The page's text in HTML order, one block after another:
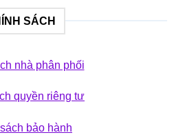
SÁCH
nhà phân phối
quyền riêng tư
bảo hành